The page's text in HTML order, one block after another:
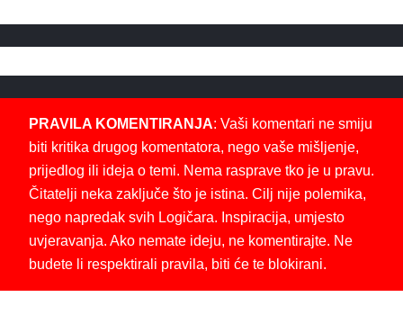
PRAVILA KOMENTIRANJA: Vaši komentari ne smiju
biti kritika drugog komentatora, nego vaše mišljenje,
prijedlog ili ideja o temi. Nema rasprave tko je u pravu.
Čitatelji neka zaključe što je istina. Cilj nije polemika,
nego napredak svih Logičara. Inspiracija, umjesto
uvjeravanja. Ako nemate ideju, ne komentirajte. Ne
budete li respektirali pravila, biti će te blokirani.